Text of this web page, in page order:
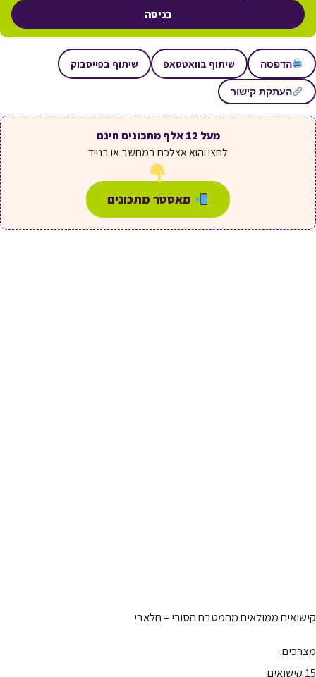
כניסה
הדפסה שיתוף בוואטסאפ שיתוף בפייסבוק
העתקת קישור
מעל 12 אלף מתכונים חינם
לחצו והוא אצלכם במחשב או בנייד
מאסטר מתכונים
קישואים ממולאים מהמטבח הסורי – חלאבי
מצרכים:
15 קישואים